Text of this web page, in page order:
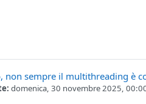
non sempre il multithreading è
domenica, 30 novembre 2025,